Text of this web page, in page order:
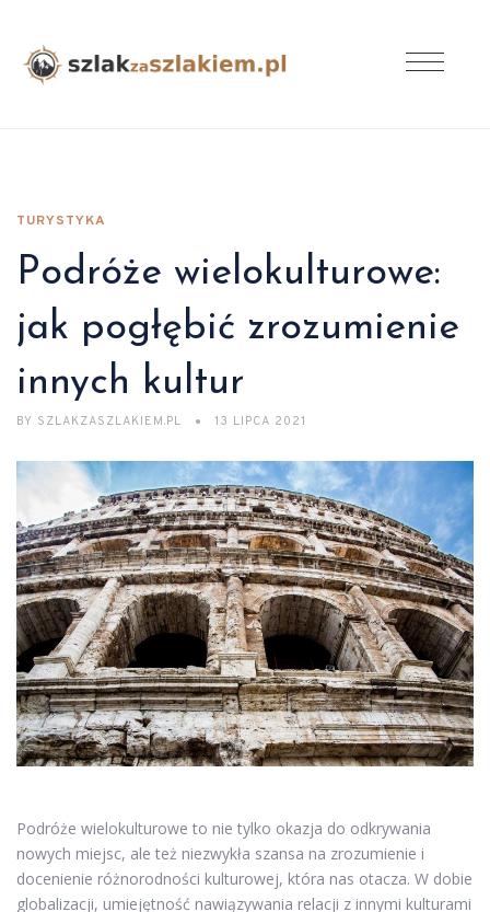
TURYSTYKA
Podróże wielokulturowe:
jak pogłębić zrozumienie
innych kultur
BY SZLAKZASZLAKIEM.PL 13 LIPCA 2021
Podróże wielokulturowe to nie tylko okazja do odkrywania
nowych miejsc, ale też niezwykła szansa na zrozumienie i
docenienie różnorodności kulturowej, która nas otacza. W dobie
globalizacji, umiejętność nawiązywania relacji z innymi kulturami